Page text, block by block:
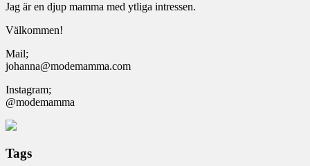
Jag är en djup mamma med ytliga intressen.
Välkommen!
Mail;
johanna@modemamma.com
Instagram;
@modemamma
Tags